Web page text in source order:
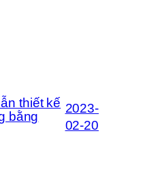
thiết kế
bằng
2023-
02-20